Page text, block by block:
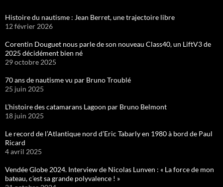
Histoire du nautisme : Jean Berret, une trajectoire libre
12 février 2026
Corentin Douguet nous parle de son nouveau Class40, un LiftV3 de
2025 décidément bien né
29 octobre 2025
70 ans de nautisme vu par Bruno Troublé
25 juin 2025
L’histoire des catamarans Lagoon par Bruno Belmont
18 juin 2025
Le record de l’Atlantique nord d’Eric Tabarly en 1980 à bord de Paul
Ricard
4 avril 2025
Vendée Globe 2024. Interview de Nicolas Lunven : « La force de mon
bateau, c’est sa grande polyvalence ! »